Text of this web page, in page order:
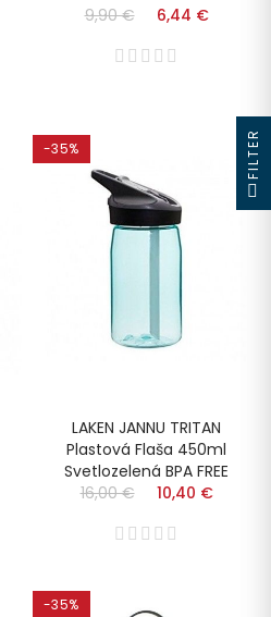
9,90 €
6,44 €
-35%
LAKEN JANNU TRITAN
Plastová Flaša 450ml
Svetlozelená BPA FREE
16,00 €
10,40 €
-35%
FILTER